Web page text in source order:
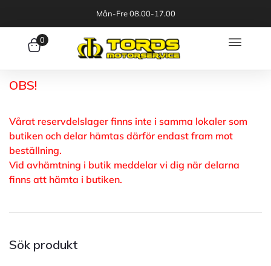
Mån-Fre 08.00-17.00
0
OBS!
Vårat reservdelslager finns inte i samma lokaler som
butiken och delar hämtas därför endast fram mot
beställning.
Vid avhämtning i butik meddelar vi dig när delarna
finns att hämta i butiken.
Sök produkt